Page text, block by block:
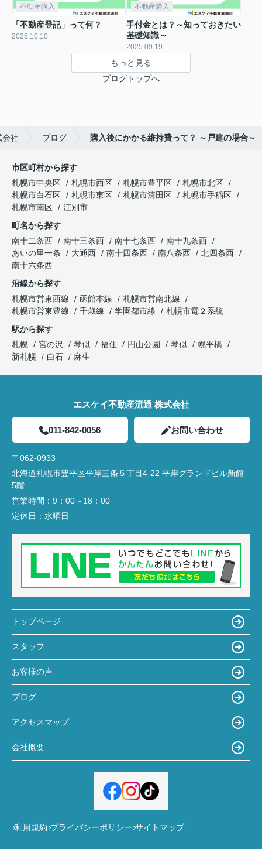
不動産購入
「不動産登記」って何？
2025.10.10
不動産購入
手付金とは？～知っておきたい
基礎知識～
2025.09.19
もっと見る
ブログトップへ
会社 ブログ 購入後にかかる維持費って？ ～戸建の場合～
市区町村から探す
札幌市中央区
札幌市西区 札幌市豊平区
札幌市北区
札幌市白石区
札幌市東区 札幌市清田区
札幌市手稲区
札幌市南区
江別市
町名から探す
南十二条西
南十三条西 南十七条西
南十九条西
あいの里一条
大通西 南十四条西 南八条西
北四条西
南十六条西
沿線から探す
札幌市営東西線
函館本線
札幌市営南北線
札幌市営東豊線
千歳線 学園都市線
札幌市電２系統
駅から探す
札幌
宮の沢 琴似 福住 円山公園 琴似
幌平橋
新札幌
白石 麻生
エスケイ不動産流通 株式会社
011-842-0056 お問い合わせ
〒062-0933
北海道札幌市豊平区平岸三条５丁目4-22 平岸グランドビル新館
5階
営業時間： 9：00～18：00
定休日： 水曜日
トップページ
スタッフ
お客様の声
ブログ
アクセスマップ
会社概要
利用規約 プライバシーポリシー サイトマップ